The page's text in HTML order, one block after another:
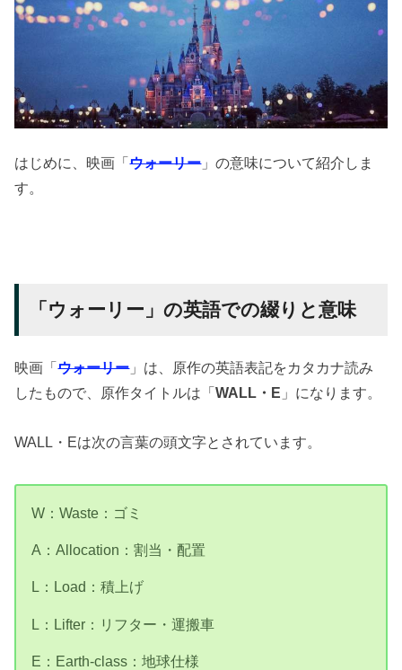
はじめに、映画「ウォーリー」の意味について紹介しま
す。
「ウォーリー」の英語での綴りと意味
映画「ウォーリー」は、原作の英語表記をカタカナ読み
したもので、原作タイトルは「WALL・E 」になります。
WALL・Eは次の言葉の頭文字とされています。
W：Waste：ゴミ
A：Allocation：割当・配置
L：Load：積上げ
L：Lifter：リフター・運搬車
E：Earth-class：地球仕様